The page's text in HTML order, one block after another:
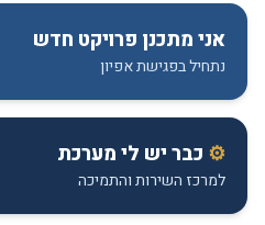
אני מתכנן פרויקט חדש
נתחיל בפגישת אפיון
⚙ כבר יש לי מערכת
למרכז השירות והתמיכה